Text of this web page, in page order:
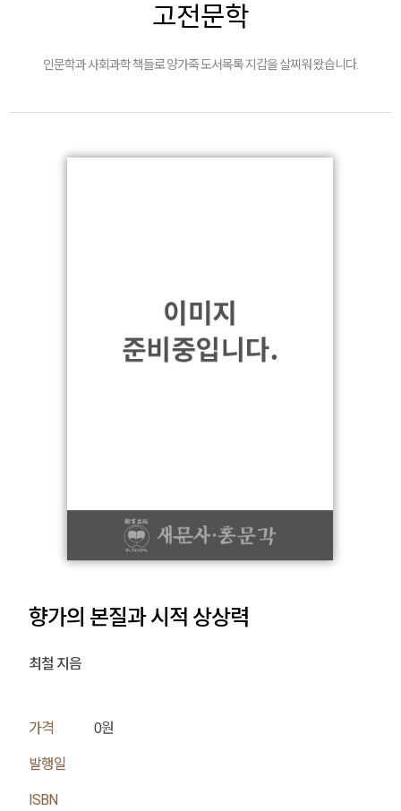
고전문학
인문학과 사회과학 책들로 양가죽 도서목록 지갑을 살찌워 왔습니다.
향가의 본질과 시적 상상력
최철 지음
가격 0원
발행일
ISBN